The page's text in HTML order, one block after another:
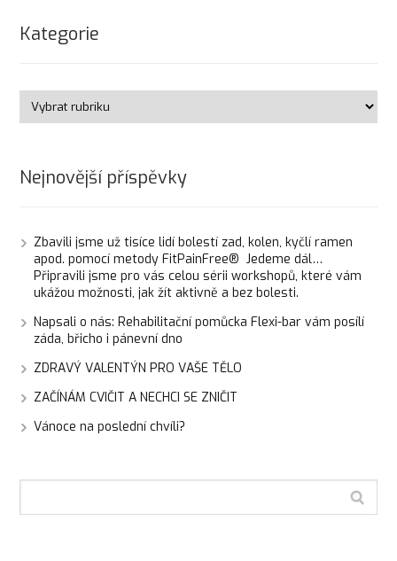
Kategorie
Nejnovější příspěvky
Zbavili jsme už tisíce lidí bolestí zad, kolen, kyčlí ramen
apod. pomocí metody FitPainFree® Jedeme dál…
Připravili jsme pro vás celou sérii workshopů, které vám
ukážou možnosti, jak žít aktivně a bez bolesti.
Napsali o nás: Rehabilitační pomůcka Flexi-bar vám posílí
záda, břicho i pánevní dno
ZDRAVÝ VALENTÝN PRO VAŠE TĚLO
ZAČÍNÁM CVIČIT A NECHCI SE ZNIČIT
Vánoce na poslední chvíli?